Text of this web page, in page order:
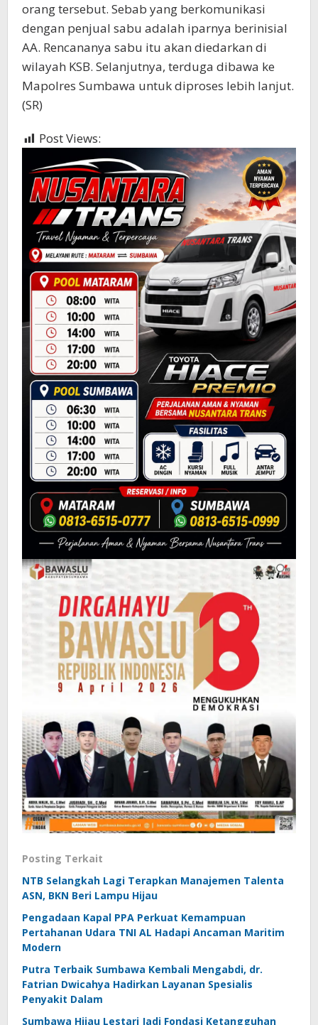
orang tersebut. Sebab yang berkomunikasi
dengan penjual sabu adalah iparnya berinisial
AA. Rencananya sabu itu akan diedarkan di
wilayah KSB. Selanjutnya, terduga dibawa ke
Mapolres Sumbawa untuk diproses lebih lanjut.
(SR)
Post Views:
Posting Terkait
NTB Selangkah Lagi Terapkan Manajemen Talenta
ASN, BKN Beri Lampu Hijau
Pengadaan Kapal PPA Perkuat Kemampuan
Pertahanan Udara TNI AL Hadapi Ancaman Maritim
Modern
Putra Terbaik Sumbawa Kembali Mengabdi, dr.
Fatrian Dwicahya Hadirkan Layanan Spesialis
Penyakit Dalam
Sumbawa Hijau Lestari Jadi Fondasi Ketangguhan